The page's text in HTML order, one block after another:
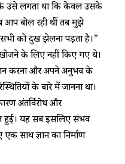
कि उसे लगता था कि केवल उसके
आप बोल रही थीं तब मुझे
को दुख झेलना पड़ता है।”
के लिए नहीं किए गए थे।
करना और अपने अनुभव के
के बारे में जानना था।
अंतर्विरोध और
हुई। यह सब इसलिए संभव
साथ ज्ञान का निर्माण